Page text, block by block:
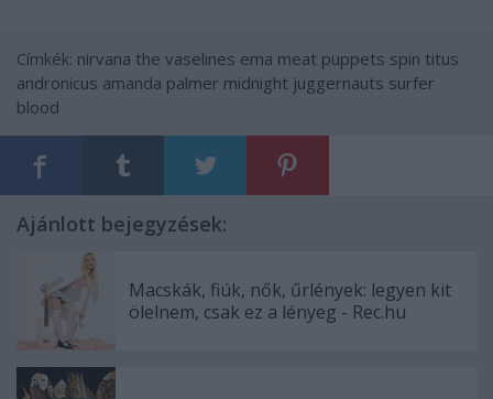
Címkék: nirvana the vaselines ema meat puppets spin titus
andronicus amanda palmer midnight juggernauts surfer
blood
Ajánlott bejegyzések:
Macskák, fiúk, nők, űrlények: legyen kit
ölelnem, csak ez a lényeg - Rec.hu